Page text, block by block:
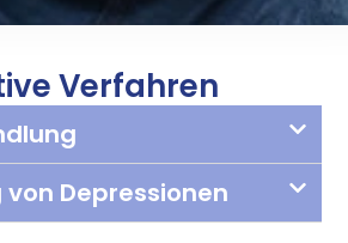
Verfahren
Depressionen